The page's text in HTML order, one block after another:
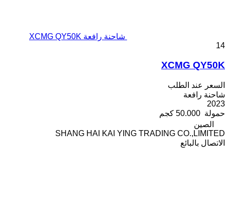
شاحنة رافعة XCMG QY50K
14
XCMG QY50K
السعر عند الطلب
شاحنة رافعة
2023
حمولة 50.000 كجم
الصين
SHANG HAI KAI YING TRADING CO.,LIMITED
الاتصال بالبائع